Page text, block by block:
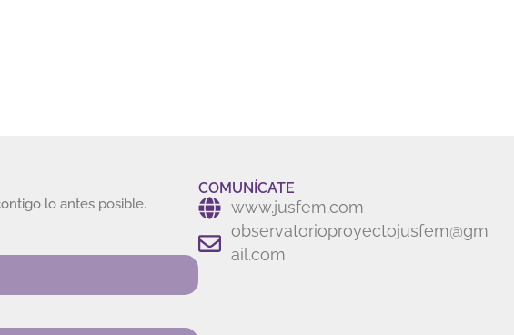
lo antes posible.
COMUNÍCATE
www.jusfem.com
observatorioproyectojusfem@gm
ail.com